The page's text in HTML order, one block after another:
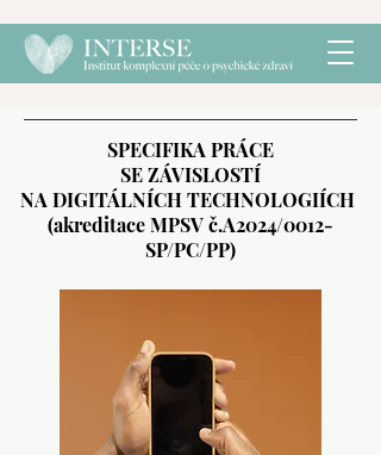
SPECIFIKA PRÁCE
SE ZÁVISLOSTÍ
NA DIGITÁLNÍCH TECHNOLOGIÍCH
(akreditace MPSV č.A2024/0012-
SP/PC/PP)